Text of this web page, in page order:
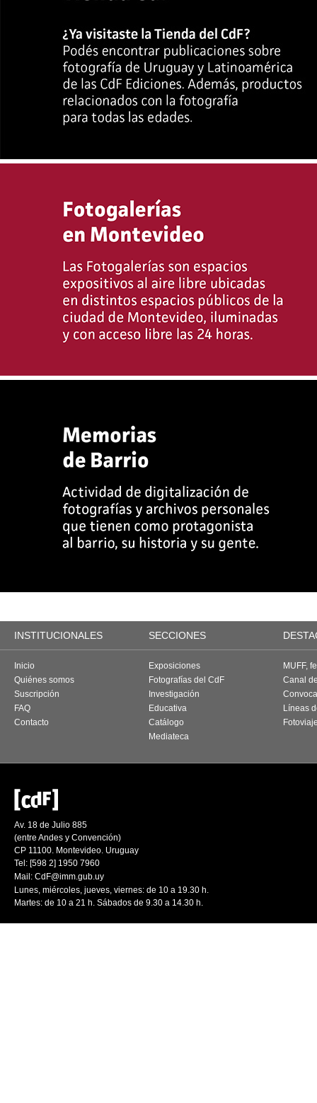
INSTITUCIONALES SECCIONES
Inicio
Quiénes somos
Suscripción
FAQ
Contacto
Exposiciones
Fotografías del CdF
Investigación
Educativa
Catálogo
Mediateca
MUFF,
Canal
Líneas
Av. 18 de Julio 885
(entre Andes y Convención)
CP 11100. Montevideo. Uruguay
Tel: [598 2] 1950 7960
Mail: CdF@imm.gub.uy
Lunes, miércoles, jueves, viernes: de 10 a 19.30 h.
Martes: de 10 a 21 h. Sábados de 9.30 a 14.30 h.